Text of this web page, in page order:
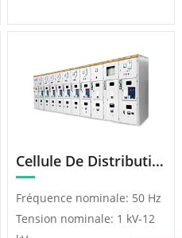
Cellule De Distribution AC Avec Anneau Métallique HXGN-12 (SF6)
Fréquence nominale: 50 Hz
Tension nominale: 1 kV-12